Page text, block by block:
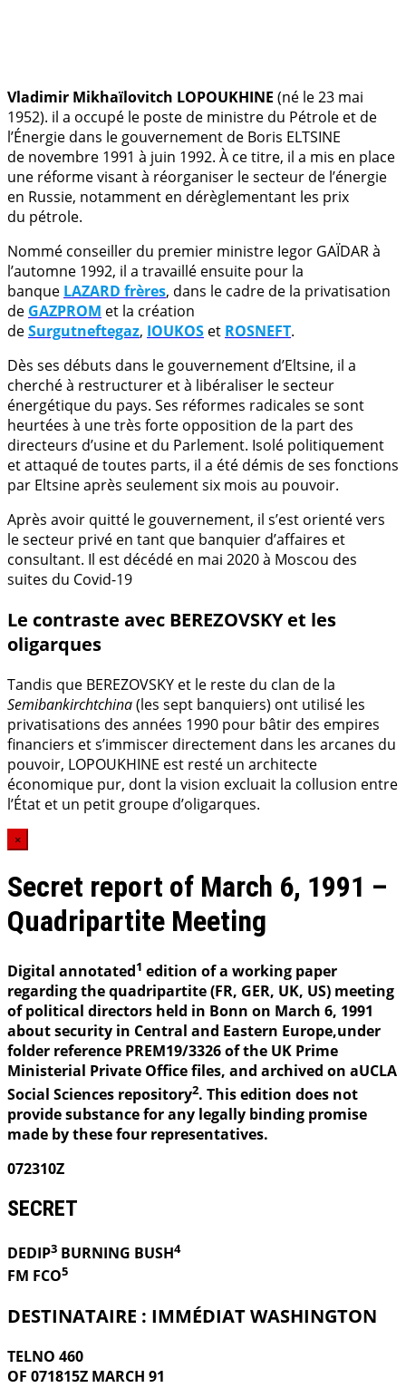
Vladimir Mikhaïlovitch LOPOUKHINE (né le 23 mai
1952). il a occupé le poste de ministre du Pétrole et de
l’Énergie dans le gouvernement de Boris ELTSINE
de novembre 1991 à juin 1992. À ce titre, il a mis en place
une réforme visant à réorganiser le secteur de l’énergie
en Russie, notamment en dérèglementant les prix
du pétrole.
Nommé conseiller du premier ministre Iegor GAÏDAR à
l’automne 1992, il a travaillé ensuite pour la
banque LAZARD frères, dans le cadre de la privatisation
de GAZPROM et la création
deSurgutneftegaz, IOUKOS et ROSNEFT.
Dès ses débuts dans le gouvernement d’Eltsine, il a
cherché à restructurer et à libéraliser le secteur
énergétique du pays. Ses réformes radicales se sont
heurtées à une très forte opposition de la part des
directeurs d’usine et du Parlement. Isolé politiquement
et attaqué de toutes parts, il a été démis de ses fonctions
par Eltsine après seulement six mois au pouvoir.
Après avoir quitté le gouvernement, il s’est orienté vers
le secteur privé en tant que banquier d’affaires et
consultant. Il est décédé en mai 2020 à Moscou des
suites du Covid-19
Le contraste avec BEREZOVSKY et les
oligarques
Tandis que BEREZOVSKY et le reste du clan de la
Semibankirchtchina(les sept banquiers) ont utilisé les
privatisations des années 1990 pour bâtir des empires
financiers et s’immiscer directement dans les arcanes du
pouvoir, LOPOUKHINE est resté un architecte
économique pur, dont la vision excluait la collusion entre
l’État et un petit groupe d’oligarques.
×
Secret report of March 6, 1991 –
Quadripartite Meeting
Digital annotated1 edition of a working paper
regarding the quadripartite (FR, GER, UK, US) meeting
of political directors held in Bonn on March 6, 1991
about security in Central and Eastern Europe,under
folder reference PREM19/3326 of the UK Prime
Ministerial Private Office files, and archived on aUCLA
Social Sciences repository2. This edition does not
provide substance for any legally binding promise
made by these four representatives.
072310Z
SECRET
DEDIP3 BURNING BUSH4
FM FCO5
DESTINATAIRE : IMMÉDIAT WASHINGTON
TELNO 460
OF 071815Z MARCH 91